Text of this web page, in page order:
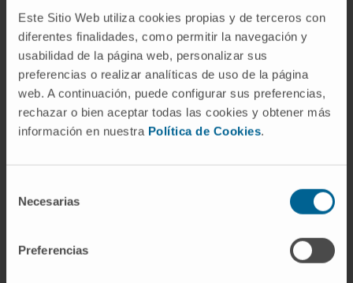
Este Sitio Web utiliza cookies propias y de terceros con
diferentes finalidades, como permitir la navegación y
usabilidad de la página web, personalizar sus
preferencias o realizar analíticas de uso de la página
web. A continuación, puede configurar sus preferencias,
rechazar o bien aceptar todas las cookies y obtener más
información en nuestra Política de Cookies.
Necesarias
Preferencias
Del latín transcribere , que significa «copiar de
un soporte a otro». La biología molecular
adoptó el término porque el proceso consiste,
literalmente, en trasladar la secuencia de un
gen desde el ADN a una molécula de ARN,
manteniendo el mismo código de bases
nitrogenadas pero cambiando el azúcar del
¿Es lo mismo transcripción que
No. Son pasos consecutivos de la expresión